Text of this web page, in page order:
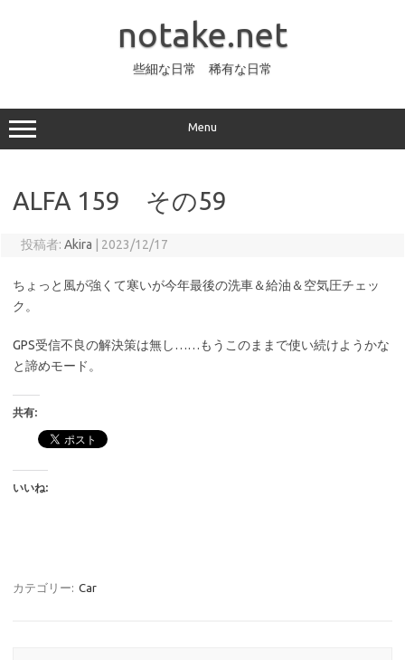
ッ
プ
notake.net
些細な日常 稀有な日常
Menu
ALFA 159 その59
投稿者: Akira 2023/12/17
ちょっと風が強くて寒いが今年最後の洗車＆給油＆空気圧チェッ
ク。
GPS受信不良の解決策は無し……もうこのままで使い続けようかな
と諦めモード。
共有:
いいね:
カテゴリー: Car